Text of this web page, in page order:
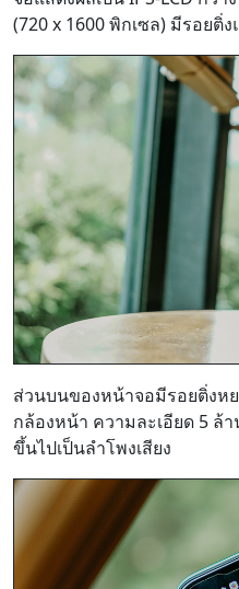
(720 x 1600 พิกเซล) มีรอยติ่
ส่วนบนของหน้าจอมีรอยติ่งห
กล้องหน้า ความละเอียด 5 ล้
ขึ้นไปเป็นลำโพงเสียง